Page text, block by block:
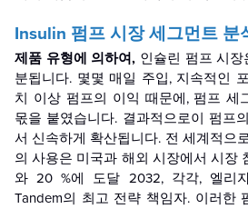
Insulin 펌프 시장 세그먼트 분
제품 유형에 의하여, 인슐린 펌프 시
분됩니다. 몇몇 매일 주입, 지속적인
치 이상 펌프의 이익 때문에, 펌프 세
몫을 붙였습니다. 결과적으로이 펌프
서 신속하게 확산됩니다. 전 세계적으
의 사용은 미국과 해외 시장에서 시장
와 20 %에 도달 2032, 각각, 엘리
Tandem의 최고 전략 책임자. 이러한